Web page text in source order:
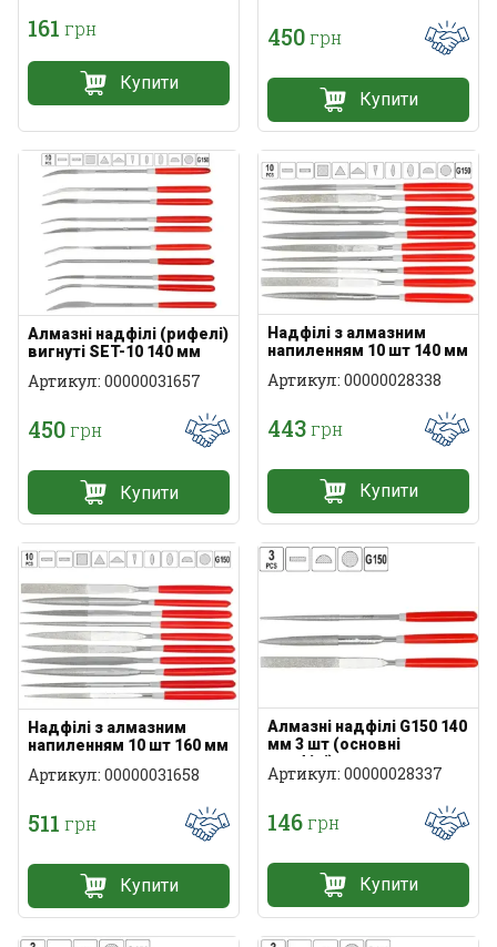
161 грн
Купити
450грн
Купити
Алмазні надфілі (рифелі)
вигнуті SET-10 140 мм
Артикул: 00000031657
450грн
Купити
Надфілі з алмазним
напиленням 10 шт 140 мм
Артикул: 00000028338
443грн
Купити
Надфілі з алмазним
напиленням 10 шт 160 мм
Артикул: 00000031658
511 грн
Купити
Алмазні надфілі G150 140
мм 3 шт (основні
профілі)
Артикул: 00000028337
146грн
Купити